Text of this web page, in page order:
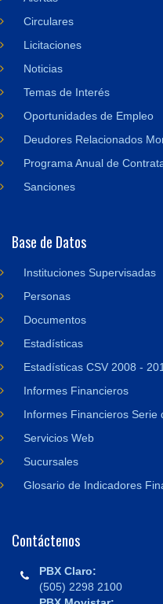
Circulares
Licitaciones
Noticias
Temas de Interés
Oportunidades de Empleo
Deudores Relacionados
Programa Anual de
Sanciones
Base de Datos
Instituciones Supervisadas
Personas
Documentos
Estadísticas
Estadísticas CSV 2008 -
Informes Financieros
Informes Financieros Serie
Servicios Web
Sucursales
Glosario de Indicadores
Contáctenos
PBX Claro:
(505) 2298 2100